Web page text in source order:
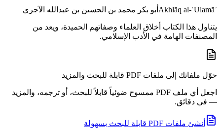
Akhlāq al-ʿUlamāʾ أبو بكر محمد بن الحسين بن عبدالله الآجري
يتناول هذا الكتاب أخلاق العلماء وصفاتهم الحميدة، ويعد من
المصنفات الهامة في الأدب الإسلامي.
حوّل ملفاتك إلى ملفات PDF قابلة للبحث والمزيد
اجعل أي ملف PDF ممسوح ضوئياً قابلاً للبحث، أو ترجمه، والمزيد
— في دقائق.
أنشئ ملفات PDF قابلة للبحث بسهولة